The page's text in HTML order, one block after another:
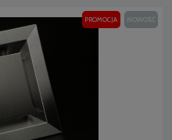
PROMOCJA NOWOŚĆ